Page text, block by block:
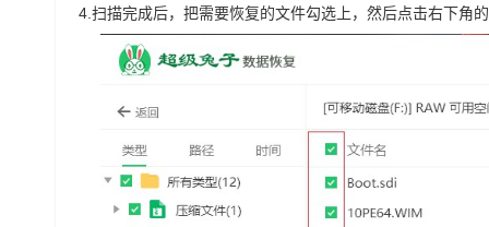
4. 扫描完成后，把需要恢复的文件勾选上，然后点击右下角